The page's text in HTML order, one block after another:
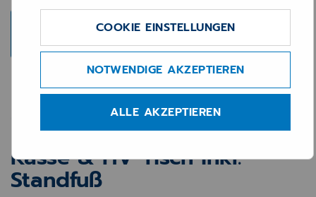
Elo 2270L Touchmonitor
22" LCD weiß – PCAP
Multi-Touch, Apotheken
Kasse & HV-Tisch inkl.
Standfuß
COOKIE EINSTELLUNGEN
NOTWENDIGE AKZEPTIEREN
ALLE AKZEPTIEREN